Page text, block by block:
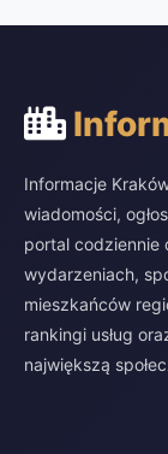
Informacje
wiadomości,
portal codziennie
wydarzeniach,
mieszkańców
rankingi usług
największą